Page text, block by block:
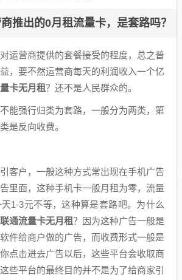
推出的0月租流量卡，是套路吗？
运营商提供的套餐接受的程度，总之普
，要不然运营商每天的利润收入一个亿
卡无月租？还不是人民群众的。
能强行归类为套路，一般分为两类，第
是反向收费。
客户，一般这种方式常出现在手机广告
里面，这种手机卡一般月租为零，流量
1-3元不等，这种算是套路吧。为什么
联通流量卡无月租？因为这种广告一般是
件给商户做的广告，而收费形式一般是
点击进去广告以后，这些平台会收取商
些平台的最终目的并不是为了给商家引